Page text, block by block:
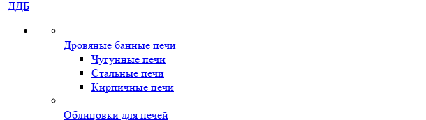
ДДБ
Дровяные банные печи
Чугунные печи
Стальные печи
Кирпичные печи
Облицовки для печей